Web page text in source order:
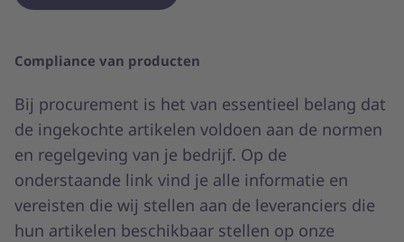
Compliance van producten
Bij procurement is het van essentieel belang dat
de ingekochte artikelen voldoen aan de normen
en regelgeving van je bedrijf. Op de
onderstaande link vind je alle informatie en
vereisten die wij stellen aan de leveranciers die
hun artikelen beschikbaar stellen op onze